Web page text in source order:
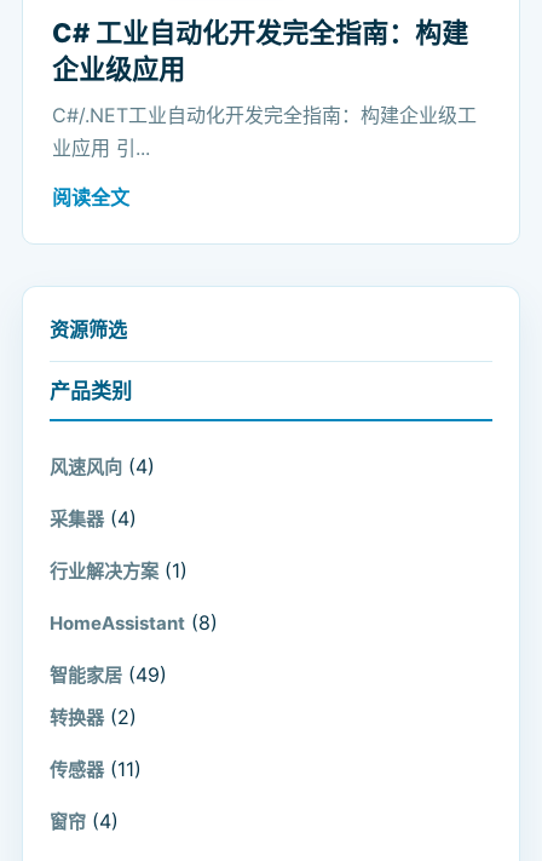
C# 工业自动化开发完全指南：构建
企业级应用
C#/.NET工业自动化开发完全指南：构建企业级工
业应用 引...
阅读全文
资源筛选
产品类别
风速风向 (4)
采集器 (4)
行业解决方案 (1)
HomeAssistant (8)
智能家居 (49)
转换器 (2)
传感器 (11)
窗帘 (4)